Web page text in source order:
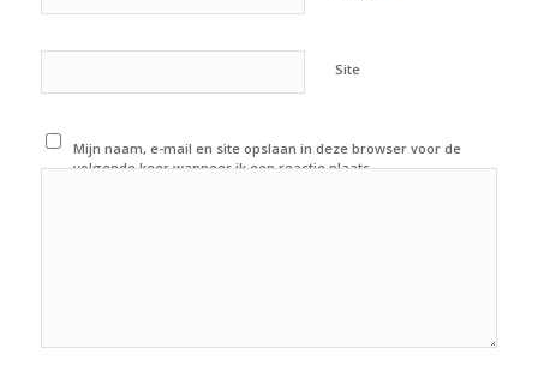
Site
Mijn naam, e-mail en site opslaan in deze browser voor de
volgende keer wanneer ik een reactie plaats.